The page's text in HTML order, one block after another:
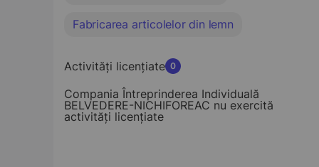
Fabricarea articolelor din lemn
Activități licențiate 0
Compania Întreprinderea Individuală
BELVEDERE-NICHIFOREAC nu exercită
activități licențiate